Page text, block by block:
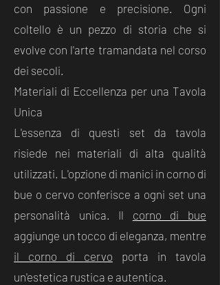
con passione e precisione. Ogni
coltello è un pezzo di storia che si
evolve con l'arte tramandata nel corso
dei secoli.
Materiali di Eccellenza per una Tavola
Unica
L'essenza di questi set da tavola
risiede nei materiali di alta qualità
utilizzati. L'opzione di manici in corno di
bue o cervo conferisce a ogni set una
personalità unica. Il corno di bue
aggiunge un tocco di eleganza, mentre
il corno di cervo porta in tavola
un'estetica rustica e autentica.